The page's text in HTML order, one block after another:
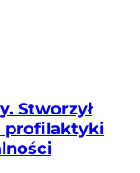
Stworzył
profilaktyki